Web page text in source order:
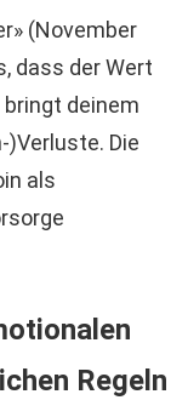
(November
dass der Wert
deinem
Die
als
Regeln